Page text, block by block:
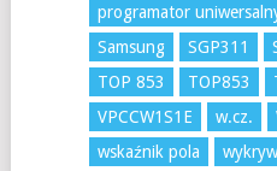
programator
Samsung
SGP311
TOP 853
TOP853
VPCCW1S1E
w.cz.
wskaźnik pola